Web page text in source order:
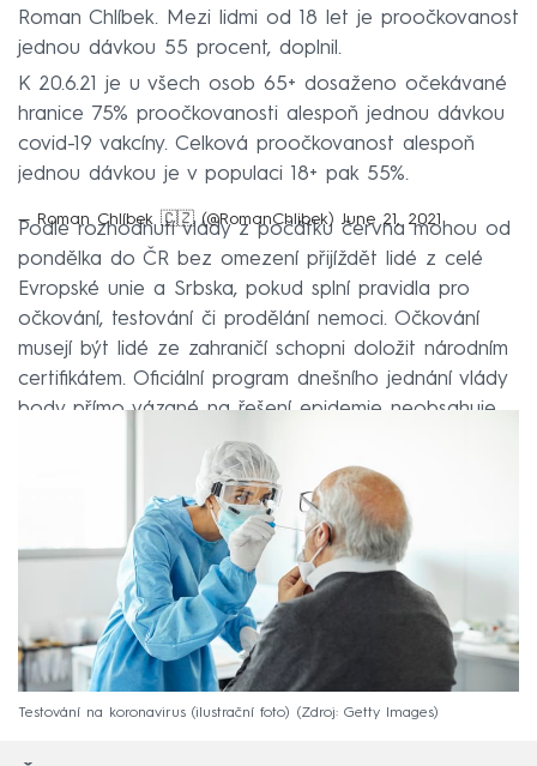
Roman Chlíbek. Mezi lidmi od 18 let je proočkovanost
jednou dávkou 55 procent, doplnil.
K 20.6.21 je u všech osob 65+ dosaženo očekávané
hranice 75% proočkovanosti alespoň jednou dávkou
covid-19 vakcíny. Celková proočkovanost alespoň
jednou dávkou je v populaci 18+ pak 55%.
— Roman Chlíbek 🇨🇿 (@RomanChlibek) June 21, 2021
Podle rozhodnutí vlády z počátku června mohou od
pondělka do ČR bez omezení přijíždět lidé z celé
Evropské unie a Srbska, pokud splní pravidla pro
očkování, testování či prodělání nemoci. Očkování
musejí být lidé ze zahraničí schopni doložit národním
certifikátem. Oficiální program dnešního jednání vlády
body přímo vázané na řešení epidemie neobsahuje.
Testování na koronavirus (ilustrační foto) Zdroj: Getty Images